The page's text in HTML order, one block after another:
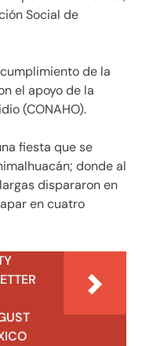
Social de
de la
el apoyo de la
(CONAHO).
fiesta que se
donde al
dispararon en
en cuatro